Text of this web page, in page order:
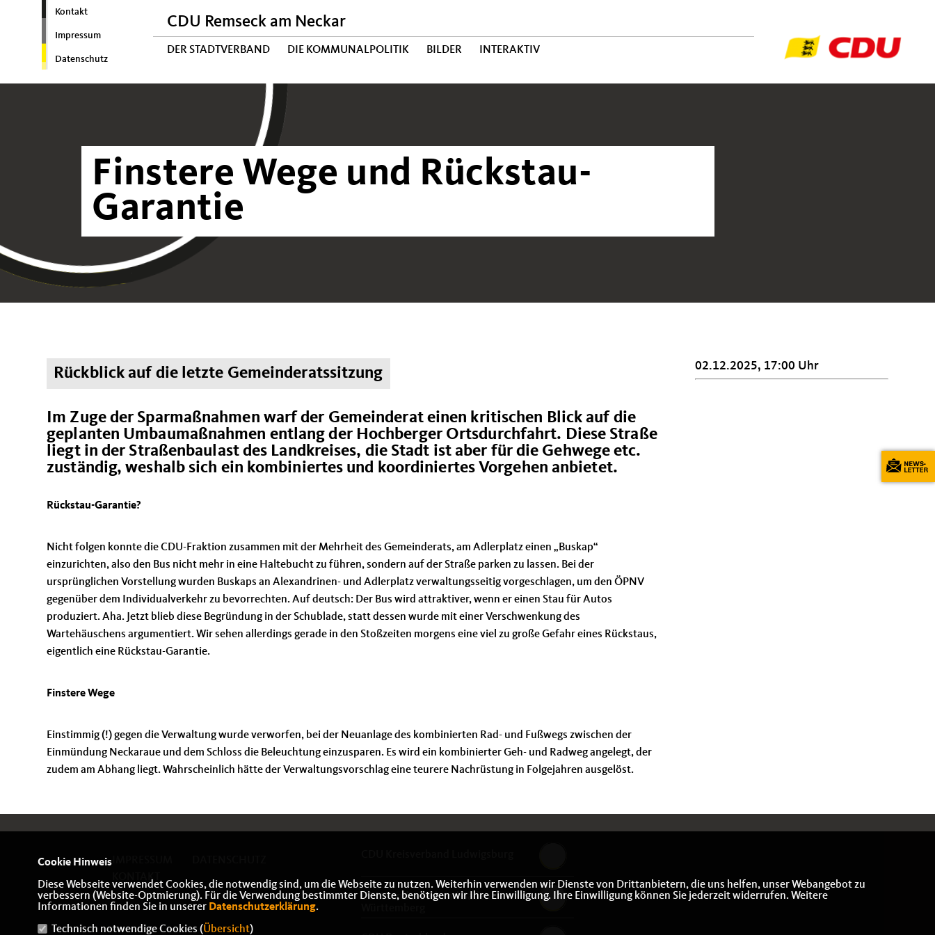
Kontakt
Impressum
Datenschutz
CDU Remseck am Neckar
DER STADTVERBAND DIE KOMMUNALPOLITIK BILDER INTERAKTIV
Finstere Wege und Rückstau-
Garantie
Rückblick auf die letzte Gemeinderatssitzung
Im Zuge der Sparmaßnahmen warf der Gemeinderat einen kritischen Blick auf die
geplanten Umbaumaßnahmen entlang der Hochberger Ortsdurchfahrt. Diese Straße
liegt in der Straßenbaulast des Landkreises, die Stadt ist aber für die Gehwege etc.
zuständig, weshalb sich ein kombiniertes und koordiniertes Vorgehen anbietet.
Rückstau-Garantie?
Nicht folgen konnte die CDU-Fraktion zusammen mit der Mehrheit des Gemeinderats, am Adlerplatz einen „Buskap“
einzurichten, also den Bus nicht mehr in eine Haltebucht zu führen, sondern auf der Straße parken zu lassen. Bei der
ursprünglichen Vorstellung wurden Buskaps an Alexandrinen- und Adlerplatz verwaltungsseitig vorgeschlagen, um den ÖPNV
gegenüber dem Individualverkehr zu bevorrechten. Auf deutsch: Der Bus wird attraktiver, wenn er einen Stau für Autos
produziert. Aha. Jetzt blieb diese Begründung in der Schublade, statt dessen wurde mit einer Verschwenkung des
Wartehäuschens argumentiert. Wir sehen allerdings gerade in den Stoßzeiten morgens eine viel zu große Gefahr eines Rückstaus,
eigentlich eine Rückstau-Garantie.
Finstere Wege
Einstimmig (!) gegen die Verwaltung wurde verworfen, bei der Neuanlage des kombinierten Rad- und Fußwegs zwischen der
Einmündung Neckaraue und dem Schloss die Beleuchtung einzusparen. Es wird ein kombinierter Geh- und Radweg angelegt, der
zudem am Abhang liegt. Wahrscheinlich hätte der Verwaltungsvorschlag eine teurere Nachrüstung in Folgejahren ausgelöst.
02.12.2025, 17:00 Uhr
KONTAKT
CDU Landesverband Baden-
Cookie Hinweis
Diese Webseite verwendet Cookies, die notwendig sind, um die Webseite zu nutzen. Weiterhin verwenden wir Dienste von Drittanbietern, die uns helfen, unser Webangebot zu
verbessern (Website-Optmierung). Für die Verwendung bestimmter Dienste, benötigen wir Ihre Einwilligung. Ihre Einwilligung können Sie jederzeit widerrufen. Weitere
Informationen finden Sie in unserer Datenschutzerklärung.
Technisch notwendige Cookies (Übersicht)